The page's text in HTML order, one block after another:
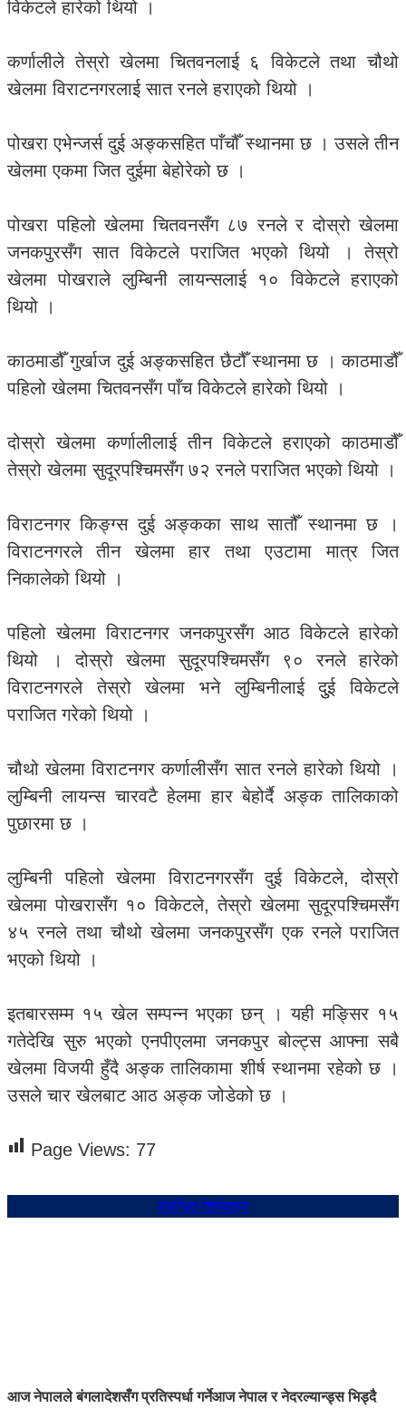
विकेटले हारेको थियो ।
कर्णालीले तेस्रो खेलमा चितवनलाई ६ विकेटले तथा चौथो
खेलमा विराटनगरलाई सात रनले हराएको थियो ।
पोखरा एभेन्जर्स दुई अङ्कसहित पाँचौँ स्थानमा छ । उसले तीन
खेलमा एकमा जित दुईमा बेहोरेको छ ।
पोखरा पहिलो खेलमा चितवनसँग ८७ रनले र दोस्रो खेलमा
जनकपुरसँग सात विकेटले पराजित भएको थियो । तेस्रो
खेलमा पोखराले लुम्बिनी लायन्सलाई १० विकेटले हराएको
थियो ।
काठमाडौँ गुर्खाज दुई अङ्कसहित छैटौँ स्थानमा छ । काठमाडौँ
पहिलो खेलमा चितवनसँग पाँच विकेटले हारेको थियो ।
दोस्रो खेलमा कर्णालीलाई तीन विकेटले हराएको काठमाडौँ
तेस्रो खेलमा सुदूरपश्चिमसँग ७२ रनले पराजित भएको थियो ।
विराटनगर किङ्ग्स दुई अङ्कका साथ सातौँ स्थानमा छ ।
विराटनगरले तीन खेलमा हार तथा एउटामा मात्र जित
निकालेको थियो ।
पहिलो खेलमा विराटनगर जनकपुरसँग आठ विकेटले हारेको
थियो । दोस्रो खेलमा सुदूरपश्चिमसँग ९० रनले हारेको
विराटनगरले तेस्रो खेलमा भने लुम्बिनीलाई दुुई विकेटले
पराजित गरेको थियो ।
चौथो खेलमा विराटनगर कर्णालीसँग सात रनले हारेको थियो ।
लुम्बिनी लायन्स चारवटै हेलमा हार बेहोर्दै अङ्क तालिकाको
पुछारमा छ ।
लुम्बिनी पहिलो खेलमा विराटनगरसँग दुई विकेटले, दोस्रो
खेलमा पोखरासँग १० विकेटले, तेस्रो खेलमा सुदूरपश्चिमसँग
४५ रनले तथा चौथो खेलमा जनकपुरसँग एक रनले पराजित
भएको थियो ।
इतबारसम्म १५ खेल सम्पन्न भएका छन् । यही मङ्सिर १५
गतेदेखि सुरु भएको एनपीएलमा जनकपुर बोल्ट्स आफ्ना सबै
खेलमा विजयी हुँदै अङ्क तालिकामा शीर्ष स्थानमा रहेको छ ।
उसले चार खेलबाट आठ अङ्क जोडेको छ ।
Page Views: 77
संबन्धित शिर्षकहरु
आज नेपालले बंगलादेशसँग प्रतिस्पर्धा गर्नेआज नेपाल र नेदरल्यान्ड्स भिड्दै